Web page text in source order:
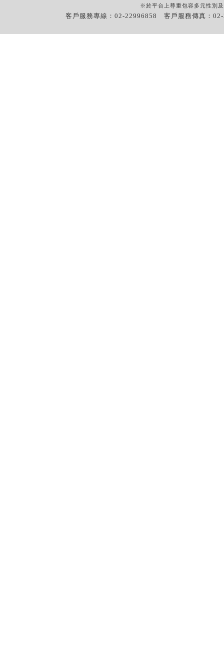
※於平台上尊重包容多元性別
客戶服務專線：02-22996858 客戶服務傳真：